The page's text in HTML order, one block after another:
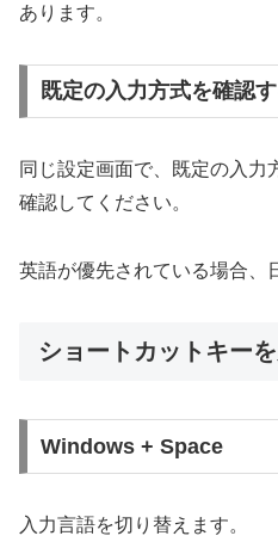
あります。
既定の入力方式を確認
同じ設定画面で、既定の入力
確認してください。
英語が優先されている場合、
ショートカットキー
Windows + Space
入力言語を切り替えます。